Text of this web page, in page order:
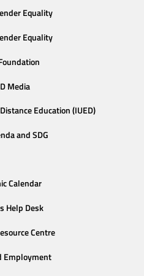
Equality
Equality
Media
Education (IUED)
and SDG
Calendar
Help Desk
Centre
Employment